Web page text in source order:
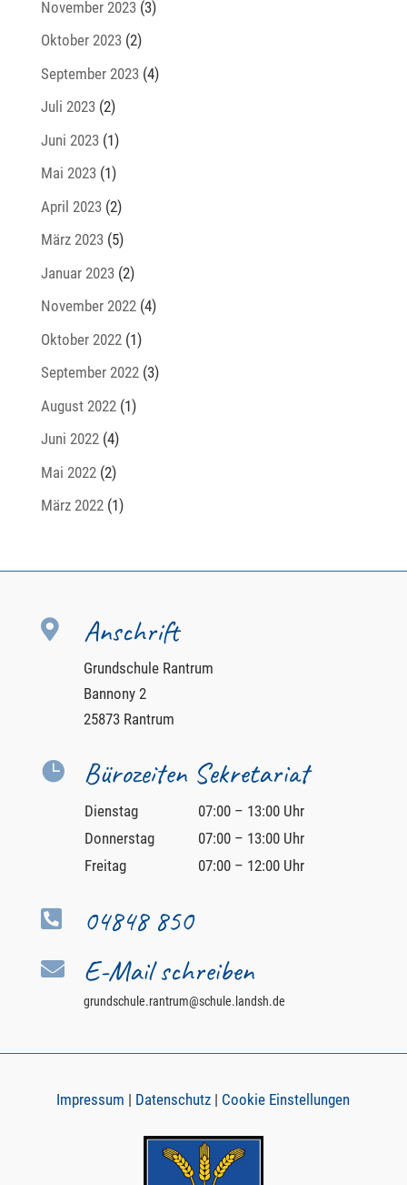
November 2023(3)
Oktober 2023(2)
September 2023(4)
Juli 2023(2)
Juni 2023(1)
Mai 2023(1)
April 2023(2)
März 2023(5)
Januar 2023(2)
November 2022(4)
Oktober 2022(1)
September 2022(3)
August 2022(1)
Juni 2022(4)
Mai 2022(2)
März 2022(1)
 Anschrift
Grundschule Rantrum
Bannony 2
25873 Rantrum
 Bürozeiten Sekretariat
Dienstag
07:00 – 13:00 Uhr
Donnerstag
07:00 – 13:00 Uhr
Freitag
07:00 – 12:00 Uhr
 04848 850
 E-Mail schreiben
grundschule.rantrum@schule.landsh.de
Impressum | Datenschutz | Cookie Einstellungen